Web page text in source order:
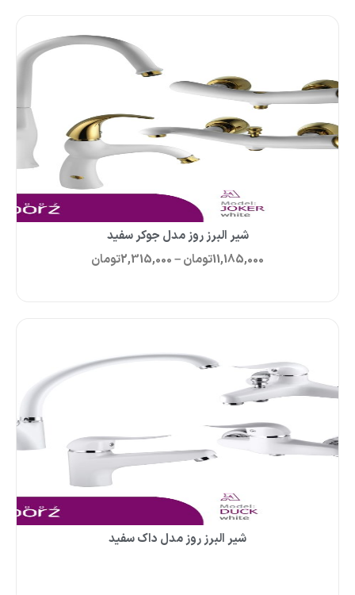
شیر البرز روز مدل جوکر سفید
11,185,000تومان–
2,315,000تومان
شیر البرز روز مدل داک سفید